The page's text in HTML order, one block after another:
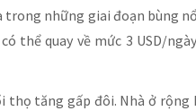
những giai đoạn bùng
thể quay về mức 3 USD/
thọ tăng gấp đôi. Nhà ở rộng